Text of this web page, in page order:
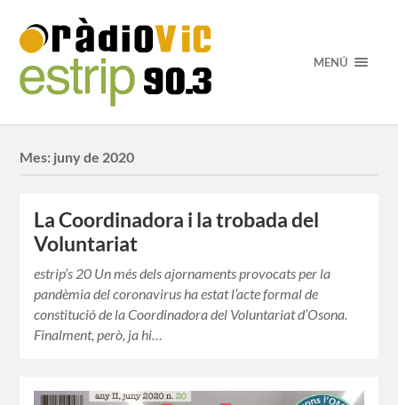
MENÚ
Mes: juny de 2020
La Coordinadora i la trobada del
Voluntariat
estrip’s 20 Un més dels ajornaments provocats per la
pandèmia del coronavirus ha estat l’acte formal de
constitució de la Coordinadora del Voluntariat d’Osona.
Finalment, però, ja hi…